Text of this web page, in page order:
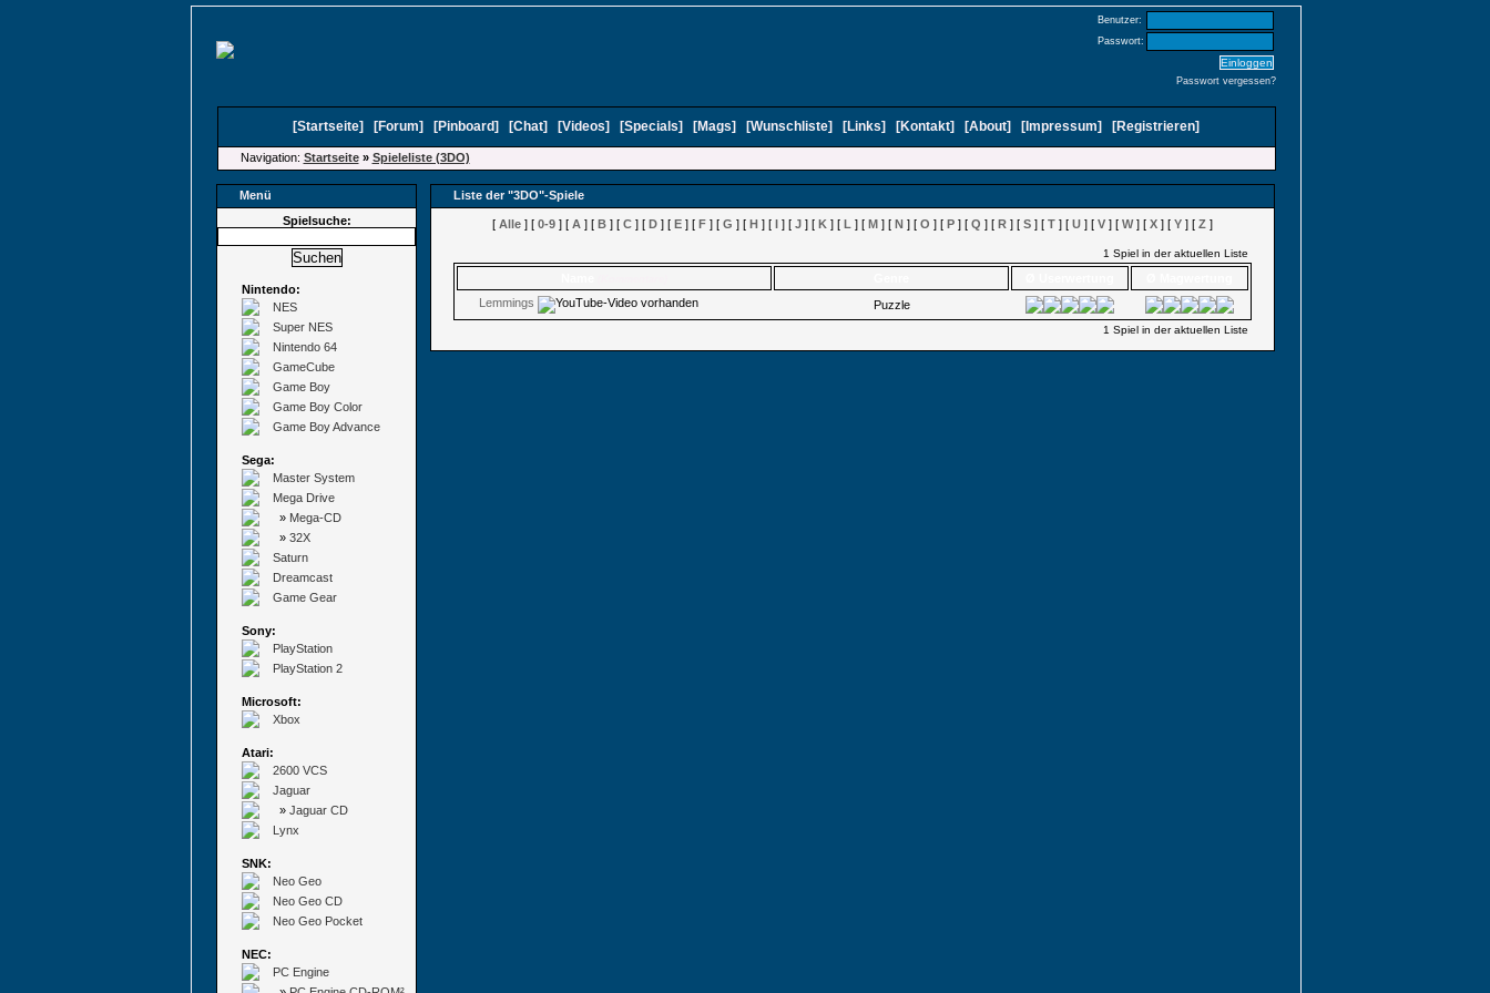
Benutzer:
Passwort:
Passwort vergessen?
[Startseite] [Forum] [Pinboard] [Chat] [Videos] [Specials] [Mags] [Wunschliste] [Links] [Kontakt] [About] [ Impressum] [Registrieren]
Navigation: Startseite» Spieleliste (3DO)
Menü
Liste der "3DO"-Spiele
Spielsuche:
Nintendo:
NES
Super NES
Nintendo 64
GameCube
Game Boy
Game Boy Color
Game Boy Advance
Sega:
Master System
Mega Drive
» Mega-CD
» 32X
Saturn
Dreamcast
Game Gear
Sony:
PlayStation
PlayStation 2
Microsoft:
Xbox
Atari:
2600 VCS
Jaguar
» Jaguar CD
Lynx
SNK:
Neo Geo
Neo Geo CD
Neo Geo Pocket
NEC:
PC Engine
[ Alle ] [ 0-9 ] [ A ] [ B ] [ C ] [ D ] [ E ] [ F ] [ G ] [ H ] [ I ] [ J ] [ K ] [ L ] [ M ] [ N ] [ O ] [ P ] [ Q ] [ R ] [ S ] [ T ] [ U ] [ V ] [ W] [ X ] [ Y ] [ Z ]
1 Spiel in der aktuellen Liste
Lemmings
Puzzle
1 Spiel in der aktuellen Liste